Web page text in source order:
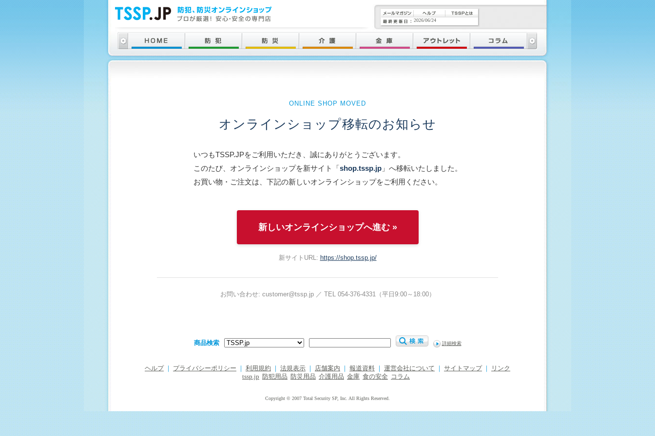
ONLINE SHOP MOVED
オンラインショップ移転のお知らせ
いつもTSSP.JPをご利用いただき、誠にありがとうございます。
このたび、オンラインショップを新サイト「shop.tssp.jp」へ移転いたしました。
お買い物・ご注文は、下記の新しいオンラインショップをご利用ください。
新しいオンラインショップへ進む »
新サイトURL: https://shop.tssp.jp/
お問い合わせ: customer@tssp.jp ／ TEL 054-376-4331（平日9:00～18:00）
商品検索 詳細検索
ヘルプ プライバシーポリシー 利用規約 法規表示 店舗案内 報道資料 運営会社について サイトマップ
リンク
tssp.jp
防犯用品 防災用品 介護用品 金庫 食の安全 コラム
Copyright © 2007 Total Security SP, Inc. All Rights Reserved.
2026/06/24